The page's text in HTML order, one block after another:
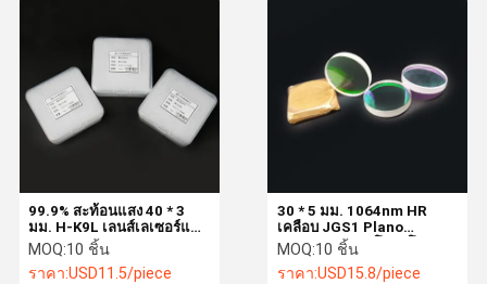
99.9% สะท้อนแสง 40 * 3
มม. H-K9L เลนส์เลเซอร์แบบ
วงกลม
MOQ:10 ชิ้น
ราคา:USD11.5/piece
30 * 5 มม. 1064nm HR
เคลือบ JGS1 Plano
Raytools สเปกโตรสโคป
MOQ:10 ชิ้น
ราคา:USD15.8/piece